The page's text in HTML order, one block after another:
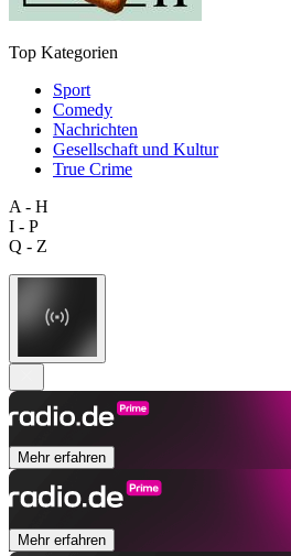
Top Kategorien
Sport
Comedy
Nachrichten
Gesellschaft und Kultur
True Crime
A - H
I - P
Q - Z
Mehr erfahren
Mehr erfahren